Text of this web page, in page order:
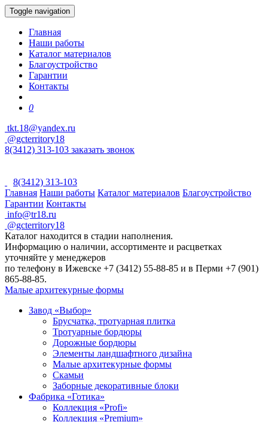
Toggle navigation
Главная
Наши работы
Каталог материалов
Благоустройство
Гарантии
Контакты
0
tkt.18@yandex.ru
@gcterritory18
8(3412) 313-103 заказать звонок
8(3412) 313-103
Главная Наши работы Каталог материалов Благоустройство
Гарантии Контакты
info@tr18.ru
@gcterritory18
Каталог находится в стадии наполнения.
Информацию о наличии, ассортименте и расцветках
уточняйте у менеджеров
по телефону в Ижевске +7 (3412) 55-88-85 и в Перми +7 (901)
865-88-85.
Малые архитекурные формы
Завод «Выбор»
Брусчатка, тротуарная плитка
Тротуарные бордюры
Дорожные бордюры
Элементы ландшафтного дизайна
Малые архитекурные формы
Скамьи
Заборные декоративные блоки
Фабрика «Готика»
Коллекция «Profi»
Коллекция «Premium»